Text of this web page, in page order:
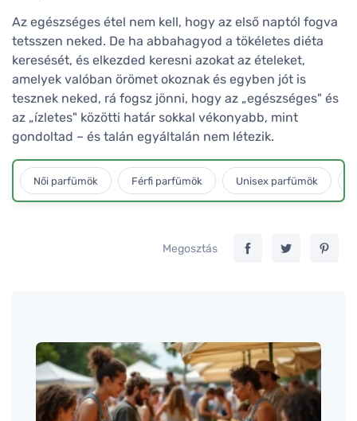
Az egészséges étel nem kell, hogy az első naptól fogva
tetsszen neked. De ha abbahagyod a tökéletes diéta
keresését, és elkezded keresni azokat az ételeket,
amelyek valóban örömet okoznak és egyben jót is
tesznek neked, rá fogsz jönni, hogy az „egészséges" és
az „ízletes" közötti határ sokkal vékonyabb, mint
gondoltad – és talán egyáltalán nem létezik.
Női parfümök Férfi parfümök Unisex parfümök
Megosztás